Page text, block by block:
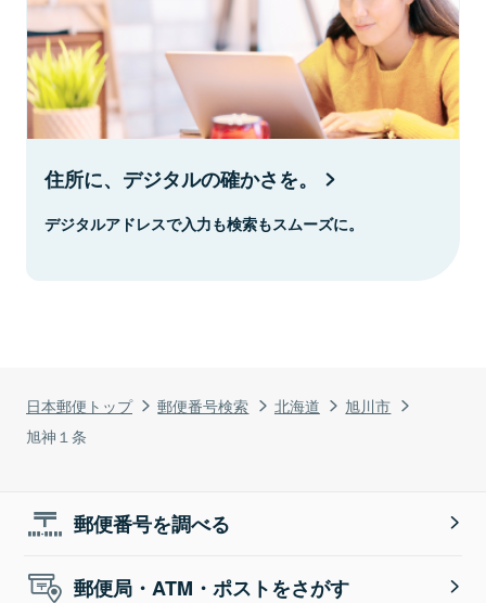
日本郵便トップ 郵便番号検索 北海道
旭川市
旭神１条
住所に、デジタルの確かさを。
デジタルアドレスで入力も検索もスムーズに。
郵便番号を調べる
郵便局・ATM・ポストをさがす